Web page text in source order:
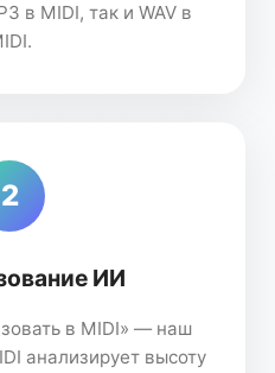
в MIDI, так и WAV в
2
ИИ
в MIDI» — наш
анализирует высоту